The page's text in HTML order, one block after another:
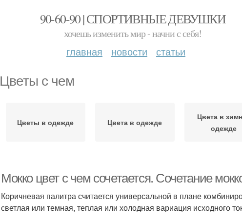
90-60-90 | СПОРТИВНЫЕ ДЕВУШКИ
хочешь изменить мир - начни с себя!
главная новости статьи
Цветы с чем
Цветы в одежде Цвета в одежде
Цвета в
одежде
Мокко цвет с чем сочетается. Сочетание
Коричневая палитра считается универсальной в плане
светлая или темная, теплая или холодная вариация исходного